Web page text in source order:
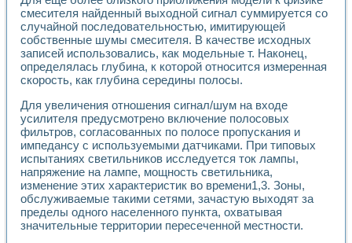
Установка для измерения диэлектрических свойств
Исследование кинетики зарождения и развития
Лабораторный электрический импедансный томограф на
Микрозондовая система для характеризации
Метод траекторий в исследовании
Промышленная автоматизация
Автоматизация технологических процессов получения
Использование систем технического зрения для контроля
Исследование электромагнитных переходных процессов
Применение LabVIEW при разработке обучающих
Разработка виртуальных тренажеров путем
Система блокировок, сигнализации и защиты ускорителя
Система сбора данных и управления процессом
Управление температурой газовой среды специальной
Разработка программного обеспечения с
смесителя найденный выходной сигнал суммируется со
случайной последовательностью, имитирующей
собственные шумы смесителя. В качестве исходных
записей использовались, как модельные т. Наконец,
определялась глубина, к которой относится измеренная
скорость, как глубина середины полосы.
Для увеличения отношения сигнал/шум на входе
усилителя предусмотрено включение полосовых
фильтров, согласованных по полосе пропускания и
импедансу с используемыми датчиками. При типовых
испытаниях светильников исследуется ток лампы,
напряжение на лампе, мощность светильника,
изменение этих характеристик во времени1,3. Зоны,
обслуживаемые такими сетями, зачастую выходят за
пределы одного населенного пункта, охватывая
значительные территории пересеченной местности.